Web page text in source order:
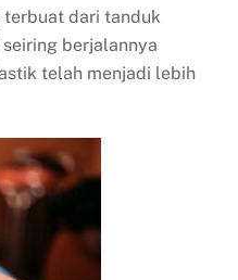
dari tanduk
berjalannya
telah menjadi lebih